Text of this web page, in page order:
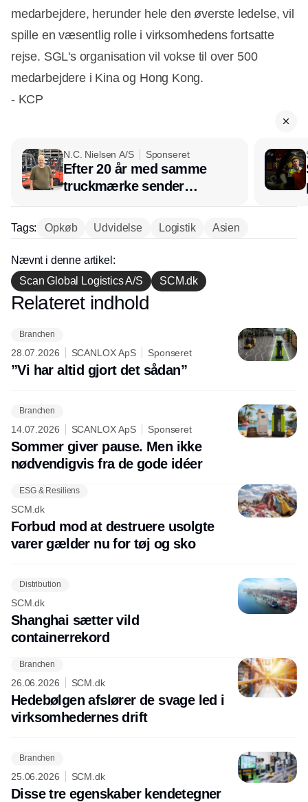
medarbejdere, herunder hele den øverste ledelse, vil
spille en væsentlig rolle i virksomhedens fortsatte
rejse. SGL's organisation vil vokse til over 500
medarbejdere i Kina og Hong Kong.
- KCP
N.C. Nielsen A/S Sponseret
Efter 20 år med samme
truckmærke sender
lagerchef stafetten videre
hos INOX
Tags: Opkøb Udvidelse Logistik Asien
Nævnt i denne artikel:
Scan Global Logistics A/S
SCM.dk
Annonce
Relateret indhold
Branchen
28.07.2026 SCANLOX ApS Sponseret
”Vi har altid gjort det sådan”
Branchen
14.07.2026 SCANLOX ApS Sponseret
Sommer giver pause. Men ikke
nødvendigvis fra de gode idéer
ESG & Resiliens
SCM.dk
Forbud mod at destruere usolgte
varer gælder nu for tøj og sko
Distribution
SCM.dk
Shanghai sætter vild
containerrekord
Branchen
26.06.2026 SCM.dk
Hedebølgen afslører de svage led i
virksomhedernes drift
Branchen
25.06.2026 SCM.dk
Disse tre egenskaber kendetegner